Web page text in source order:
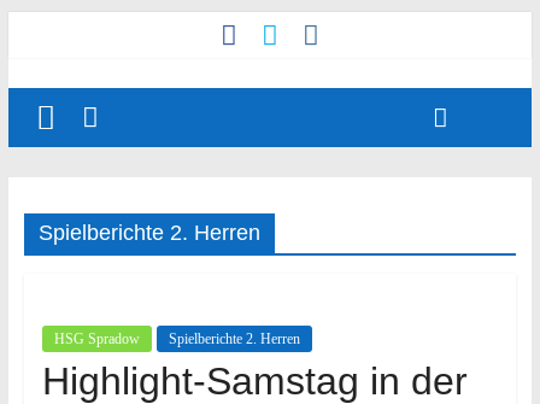
Spielberichte 2. Herren
HSG Spradow Spielberichte 2. Herren
Highlight-Samstag in der